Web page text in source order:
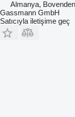
Almanya, Bovenden
Gassmann GmbH
Satıcıyla iletişime geç